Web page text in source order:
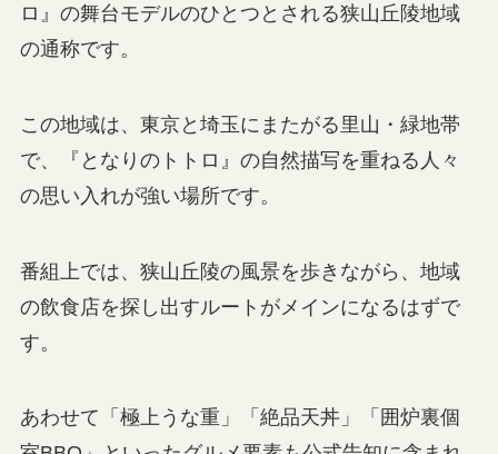
ロ』の舞台モデルのひとつとされる狭山丘陵地域
の通称です。
この地域は、東京と埼玉にまたがる里山・緑地帯
で、『となりのトトロ』の自然描写を重ねる人々
の思い入れが強い場所です。
番組上では、狭山丘陵の風景を歩きながら、地域
の飲食店を探し出すルートがメインになるはずで
す。
あわせて「極上うな重」「絶品天丼」「囲炉裏個